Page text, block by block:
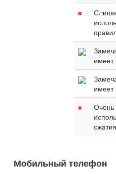
Очень
Мобильный телефон